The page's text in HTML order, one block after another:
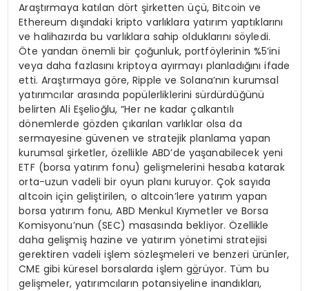
Araştırmaya katılan dört şirketten üçü, Bitcoin ve
Ethereum dışındaki kripto varlıklara yatırım yaptıklarını
ve halihazırda bu varlıklara sahip olduklarını söyledi.
Öte yandan önemli bir çoğunluk, portföylerinin %5’ini
veya daha fazlasını kriptoya ayırmayı planladığını ifade
etti. Araştırmaya göre, Ripple ve Solana’nın kurumsal
yatırımcılar arasında popülerliklerini sürdürdüğünü
belirten Ali Eşelioğlu, “Her ne kadar çalkantılı
dönemlerde gözden çıkarılan varlıklar olsa da
sermayesine güvenen ve stratejik planlama yapan
kurumsal şirketler, özellikle ABD’de yaşanabilecek yeni
ETF (borsa yatırım fonu) gelişmelerini hesaba katarak
orta-uzun vadeli bir oyun planı kuruyor. Çok sayıda
altcoin için geliştirilen, o altcoin’lere yatırım yapan
borsa yatırım fonu, ABD Menkul Kıymetler ve Borsa
Komisyonu’nun (SEC) masasında bekliyor. Özellikle
daha gelişmiş hazine ve yatırım yönetimi stratejisi
gerektiren vadeli işlem sözleşmeleri ve benzeri ürünler,
CME gibi küresel borsalarda işlem görüyor. Tüm bu
gelişmeler, yatırımcıların potansiyeline inandıkları,